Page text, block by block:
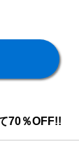
70％OFF!!